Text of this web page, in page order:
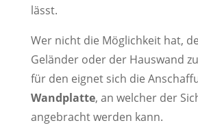
lässt.
Wer nicht die Möglichkeit hat,
Geländer oder der Hauswand
für den eignet sich die
Wandplatte, an welcher der
angebracht werden kann.